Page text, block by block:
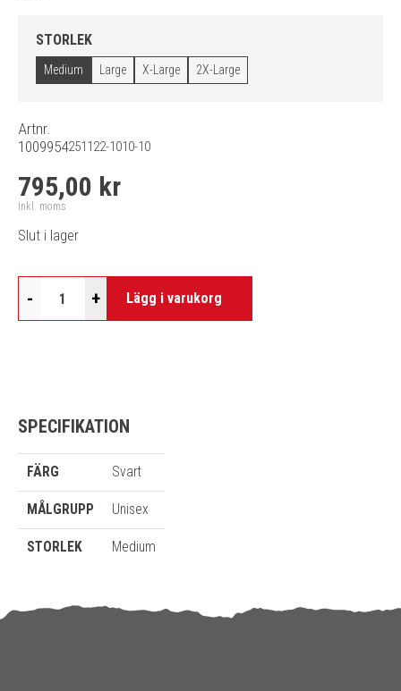
STORLEK
Medium Large X-Large 2X-Large
Artnr.
1009954251122-1010-10
795,00 kr
Inkl. moms
Slut i lager
- + Lägg i varukorg
SPECIFIKATION
FÄRG Svart
MÅLGRUPP Unisex
STORLEK Medium